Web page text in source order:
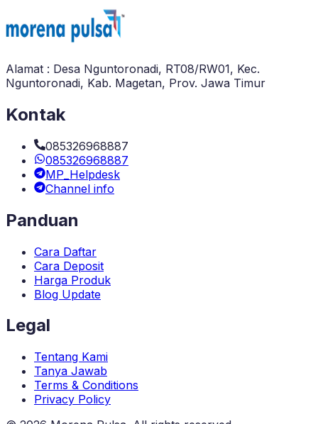
Alamat : Desa Nguntoronadi, RT08/RW01, Kec.
Nguntoronadi, Kab. Magetan, Prov. Jawa Timur
Kontak
085326968887
085326968887
MP_Helpdesk
Channel info
Panduan
Cara Daftar
Cara Deposit
Harga Produk
Blog Update
Legal
Tentang Kami
Tanya Jawab
Terms & Conditions
Privacy Policy